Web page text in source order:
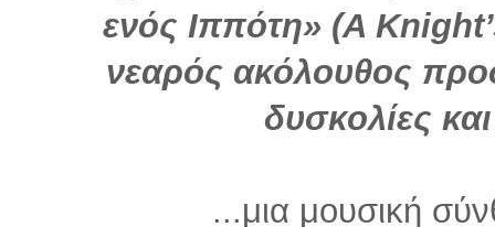
ενός Ιππότη» (A
νεαρός ακόλουθος
δυσκολίες
...μια μουσική